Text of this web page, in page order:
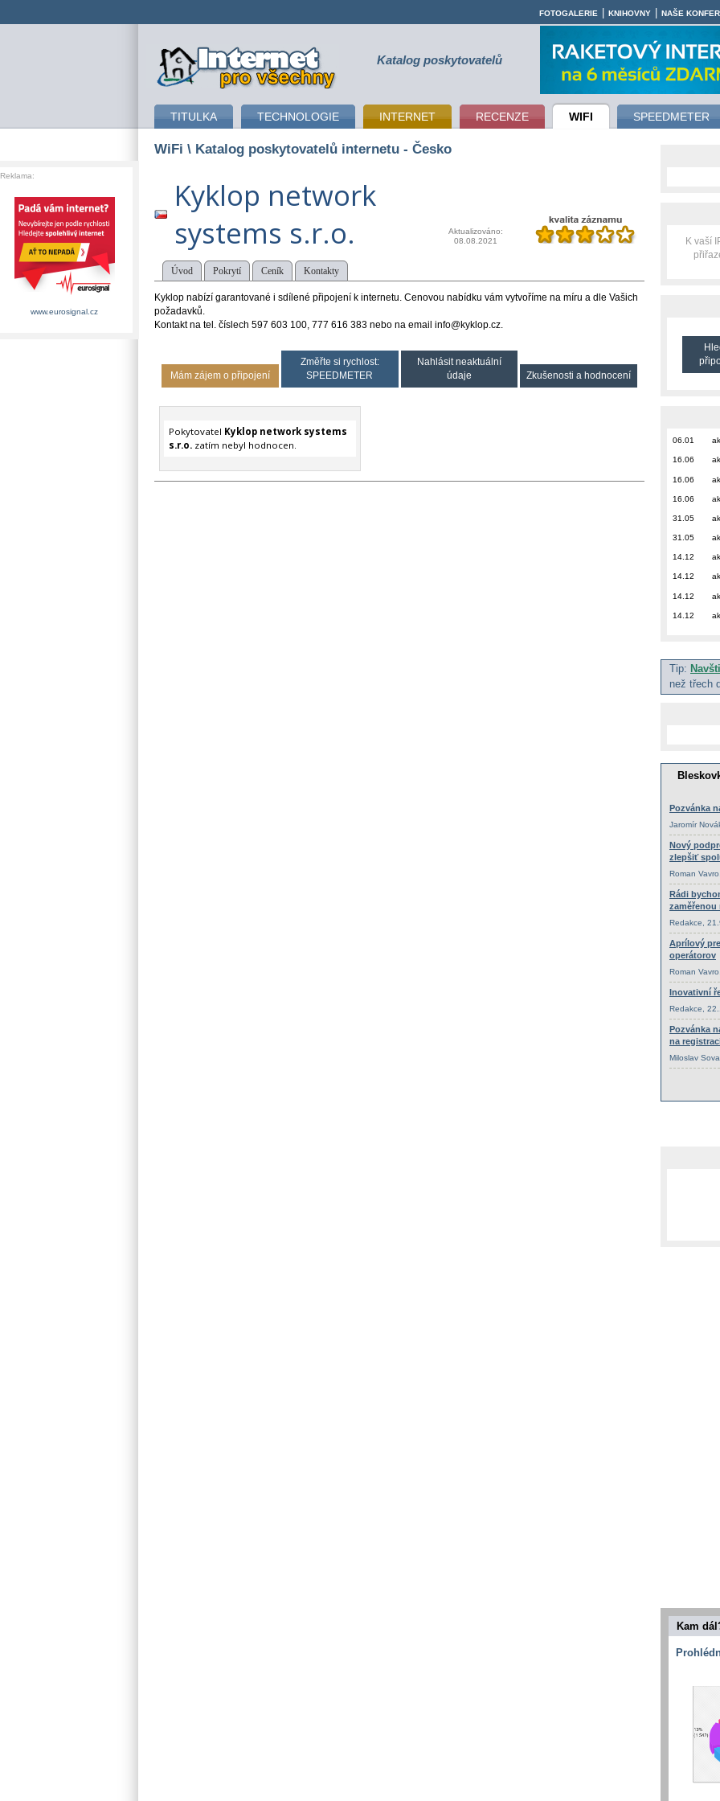
připojení k internetu Katalog poskytovatelů
TITULKA TECHNOLOGIE INTERNET RECENZE WIFI SPEEDMETER
FOTOGALERIE KNIHOVNY NAŠE
WiFi \ Katalog poskytovatelů internetu - Česko
Kyklop network
systems s.r.o.
Aktualizováno:
08.08.2021
Úvod Pokrytí Ceník Kontakty
Kyklop nabízí garantované i sdílené připojení k internetu. Cenovou nabídku vám vytvoříme na míru a dle Vašich
požadavků.
Kontakt na tel. číslech 597 603 100, 777 616 383 nebo na email info@kyklop.cz.
Mám zájem o připojení
Změřte si rychlost:
SPEEDMETER
Nahlásit neaktuální
údaje
Zkušenosti a hodnocení
Pokytovatel Kyklop network systems
s.r.o.zatím nebyl hodnocen.
K vaší
06.01
16.06
16.06
16.06
31.05
31.05
14.12
14.12
14.12
14.12
Tip:
než třech
Kam
Reklama:
www.eurosignal.cz